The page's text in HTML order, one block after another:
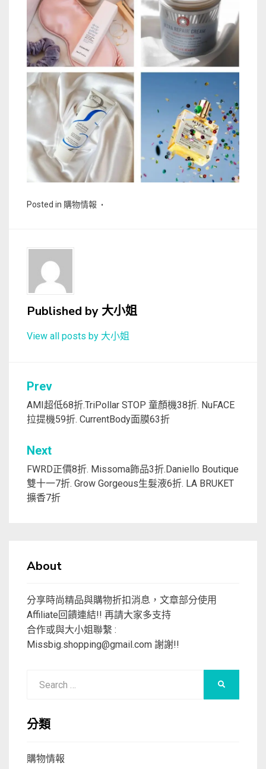
Posted in 購物情報
Published by大小姐
View all posts by 大小姐
文
章
導
覽
Prev
AMI超低68折.TriPollar STOP 童顏機38折. NuFACE
拉提機59折. CurrentBody面膜63折
Next
FWRD正價8折. Missoma飾品3折.Daniello Boutique
雙十一7折. Grow Gorgeous生髮液6折. LA BRUKET
擴香7折
About
分享時尚精品與購物折扣消息，文章部分使用
Affiliate回饋連結!! 再請大家多支持
合作或與大小姐聯繫 :
Missbig.shopping@gmail.com 謝謝!!
分類
購物情報